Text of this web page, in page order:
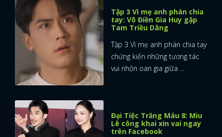
Tập 3 Vì mẹ anh phán chia
tay: Võ Điền Gia Huy gặp
Tam Triều Dâng
Tập 3 Vì mẹ anh phán chia tay
chứng kiến những tương tác
vui nhộn oan gia giữa ...
Đại Tiệc Trăng Máu 8: Miu
Lê công khai xin vai ngay
trên Facebook